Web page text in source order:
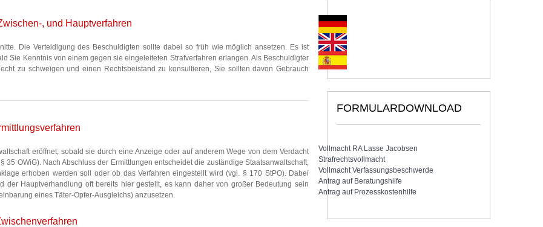
, und Hauptverfahren
Die Verteidigung des Beschuldigten sollte dabei so früh wie möglich ansetzen. Es ist
Sie Kenntnis von einem gegen sie eingeleiteten Strafverfahren erlangen. Als Beschuldigter
zu schweigen und einen Rechtsbeistand zu konsultieren, Sie sollten davon Gebrauch
eröffnet, sobald sie durch eine Anzeige oder auf anderem Wege von dem Verdacht
OWiG). Nach Abschluss der Ermittlungen entscheidet die zuständige Staatsanwaltschaft,
erhoben werden soll oder ob das Verfahren eingestellt wird (vgl. § 170 StPO). Dabei
der Hauptverhandlung oft bereits hier gestellt, es kann daher von großer Bedeutung sein
eines Täter-Opfer-Ausgleichs) anzusetzen.
FORMULARDOWNLOAD
Vollmacht RA Lasse Jacobsen
Strafrechtsvollmacht
Vollmacht Verfassungsbeschwerde
Antrag auf Beratungshilfe
Antrag auf Prozesskostenhilfe